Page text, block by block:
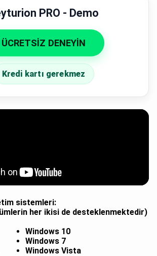
PRO - Demo
ÜCRETSİZ DENEYİN
Kredi kartı gerekmez
sistemleri:
her ikisi de desteklenmektedir)
Windows 10
Windows 7
Windows Vista